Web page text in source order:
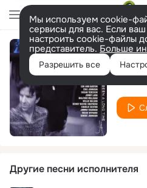
Мы используем cookie-
сервисы для вас. Если
настроить cookie-файлы
представитель. Больше
Разрешить все
Другие песни исполнителя